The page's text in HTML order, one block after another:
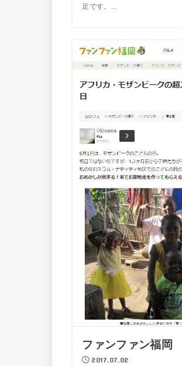
足です。...
ファンファン福岡
2017.07.02